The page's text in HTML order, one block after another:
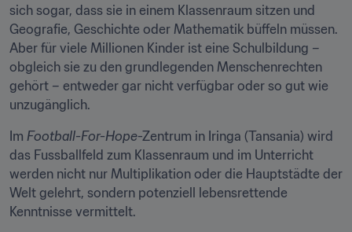
sich sogar, dass sie in einem Klassenraum sitzen und
Geografie, Geschichte oder Mathematik büffeln müssen.
Aber für viele Millionen Kinder ist eine Schulbildung –
obgleich sie zu den grundlegenden Menschenrechten
gehört – entweder gar nicht verfügbar oder so gut wie
unzugänglich.
Im Football-For-Hope-Zentrum in Iringa (Tansania) wird
das Fussballfeld zum Klassenraum und im Unterricht
werden nicht nur Multiplikation oder die Hauptstädte der
Welt gelehrt, sondern potenziell lebensrettende
Kenntnisse vermittelt.